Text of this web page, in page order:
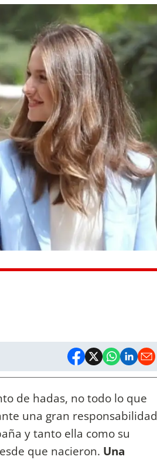
de hadas, no todo lo que
una gran responsabilidad
y tanto ella como su
que nacieron. Una